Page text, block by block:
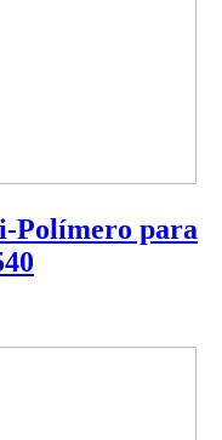
Polímero para